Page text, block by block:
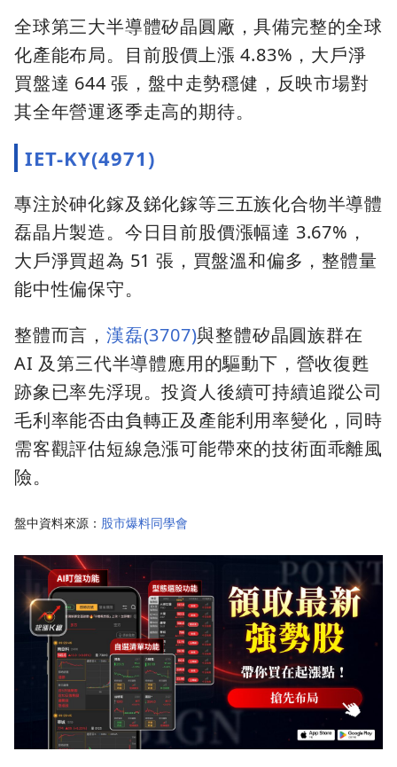
全球第三大半導體矽晶圓廠，具備完整的全球
化產能布局。目前股價上漲 4.83%，大戶淨
買盤達 644 張，盤中走勢穩健，反映市場對
其全年營運逐季走高的期待。
IET-KY(4971)
專注於砷化鎵及銻化鎵等三五族化合物半導體
磊晶片製造。今日目前股價漲幅達 3.67%，
大戶淨買超為 51 張，買盤溫和偏多，整體量
能中性偏保守。
整體而言， 漢磊(3707)與整體矽晶圓族群在
AI 及第三代半導體應用的驅動下，營收復甦
跡象已率先浮現。投資人後續可持續追蹤公司
毛利率能否由負轉正及產能利用率變化，同時
需客觀評估短線急漲可能帶來的技術面乖離風
險。
盤中資料來源： 股市爆料同學會